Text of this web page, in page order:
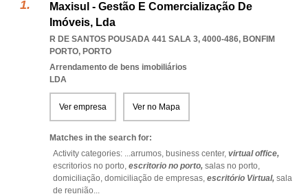
Maxisul - Gestão E Comercialização De
Imóveis, Lda
R DE SANTOS POUSADA 441 SALA 3, 4000-486, BONFIM
PORTO, PORTO
Arrendamento de bens imobiliários
LDA
Ver empresa Ver no Mapa
Matches in the search for:
Activity categories: ...arrumos, business center, virtual office,
escritorios no porto, escritorio no porto, salas no porto,
domiciliação, domiciliação de empresas, escritório Virtual, sala
de reunião...